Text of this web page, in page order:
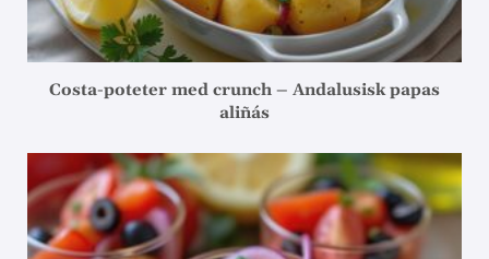
Costa-poteter med crunch – Andalusisk papas
aliñás